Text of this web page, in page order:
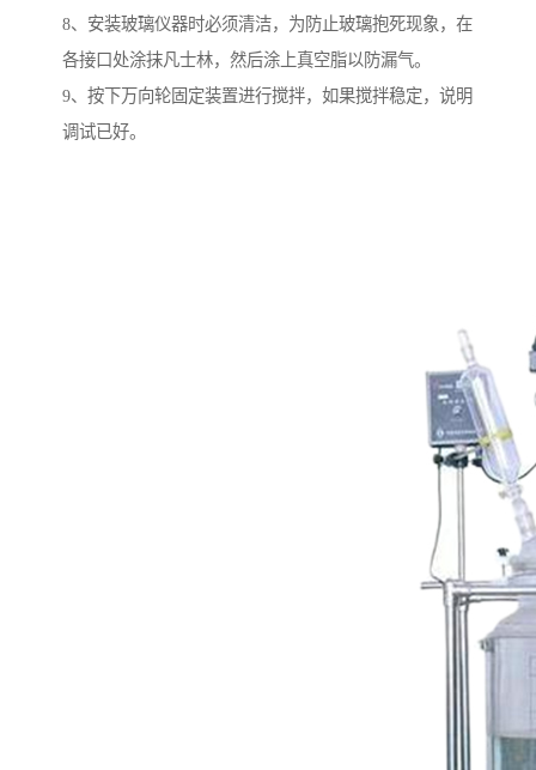
8、安装玻璃仪器时必须清洁，为防止玻璃抱死现象，在
各接口处涂抹凡士林，然后涂上真空脂以防漏气。
9、按下万向轮固定装置进行搅拌，如果搅拌稳定，说明
调试已好。